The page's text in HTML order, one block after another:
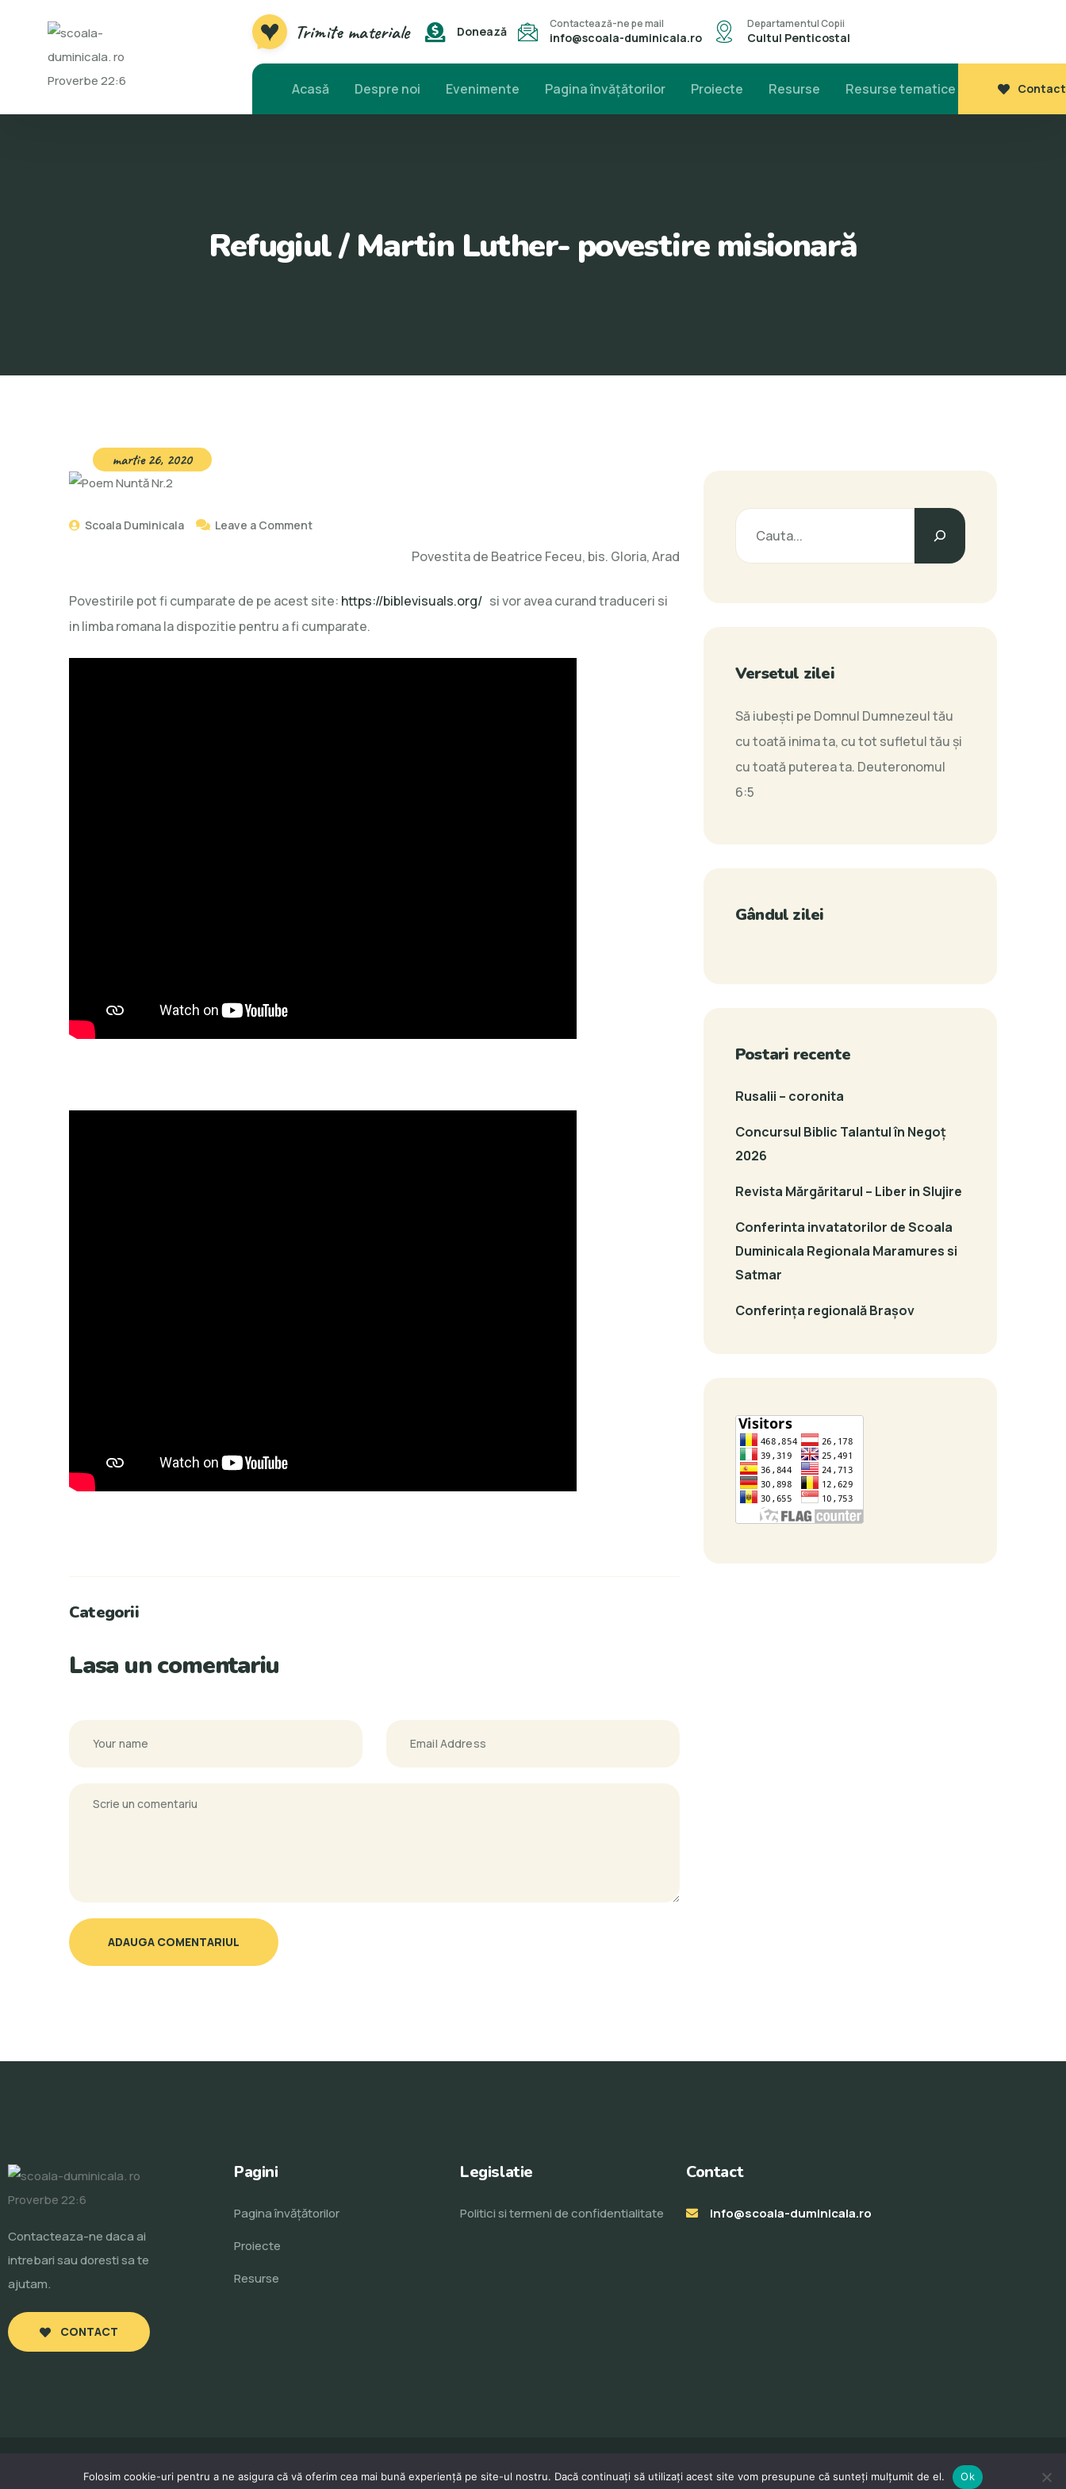
Trimite materiale Donează
Contactează-ne pe mail
info@scoala-duminicala.ro
Departamentul Copii
Cultul Penticostal
Acasă Despre noi Evenimente Pagina învăţătorilor Proiecte Resurse Resurse tematice Contact
Refugiul / Martin Luther- povestire misionară
martie 26, 2020
Scoala Duminicala Leave a Comment
Povestita de Beatrice Feceu, bis. Gloria, Arad
Povestirile pot fi cumparate de pe acest site: https://biblevisuals.org/ si vor avea curand traduceri si
in limba romana la dispozitie pentru a fi cumparate.
Categorii
Lasa un comentariu
ADAUGA COMENTARIUL
Versetul zilei
Să iubeşti pe Domnul Dumnezeul tău
cu toată inima ta, cu tot sufletul tău şi
cu toată puterea ta. Deuteronomul
6:5
Gândul zilei
Postari recente
Rusalii – coronita
Concursul Biblic Talantul în Negoț
2026
Revista Mărgăritarul – Liber in Slujire
Conferinta invatatorilor de Scoala
Duminicala Regionala Maramures si
Satmar
Conferința regională Brașov
Contacteaza-ne daca ai
intrebari sau doresti sa te
ajutam.
CONTACT
Pagini
Pagina învăţătorilor
Proiecte
Resurse
Legislatie
Politici si termeni de confidentialitate
Contact
info@scoala-duminicala.ro
© Toate drepturile rezervate 2023. Realizat de ProWeb
Folosim cookie-uri pentru a ne asigura că vă oferim cea mai bună experiență pe site-ul nostru. Dacă continuați să utilizați acest site vom presupune că sunteți mulțumit de el. Ok